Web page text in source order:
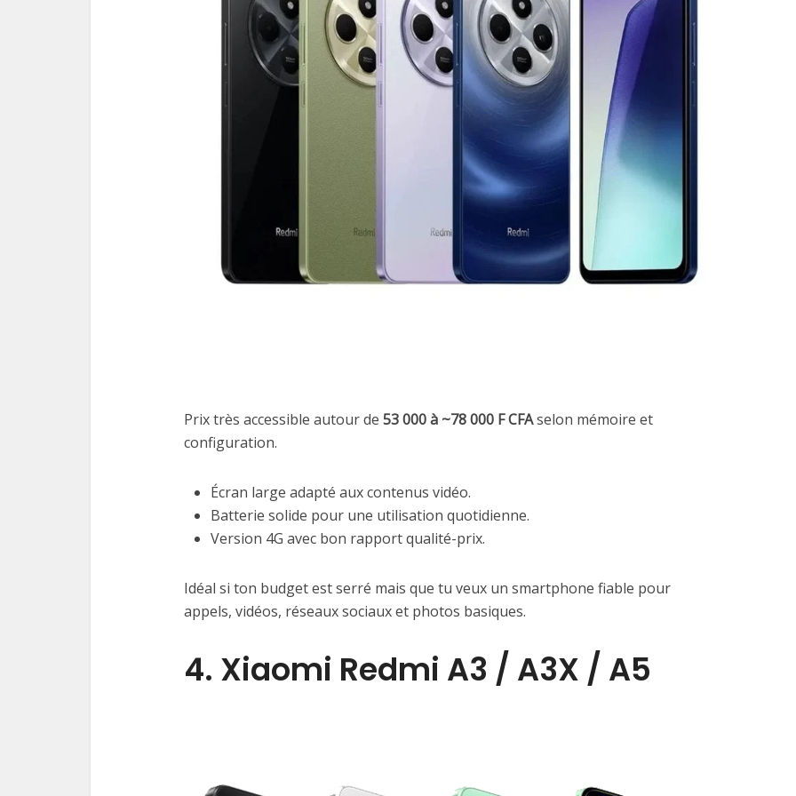
Prix très accessible autour de 53 000 à ~78 000 F CFAselon mémoire et
configuration.
Écran large adapté aux contenus vidéo.
Batterie solide pour une utilisation quotidienne.
Version 4G avec bon rapport qualité-prix.
Idéal si ton budget est serré mais que tu veux un smartphone fiable pour
appels, vidéos, réseaux sociaux et photos basiques.
4. Xiaomi Redmi A3 / A3X / A5